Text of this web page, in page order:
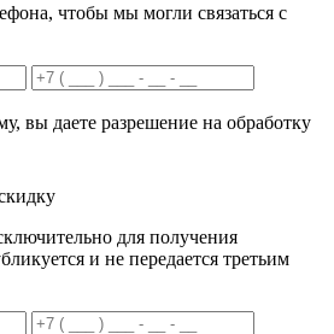
чтобы мы могли связаться с
вы даете разрешение на обработку
для получения
и не передается третьим